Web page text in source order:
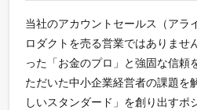
当社のアカウントセールス（アラ
ロダクトを売る営業ではありませ
った「お金のプロ」と強固な信頼
ただいた中小企業経営者の課題を
しいスタンダード」を創り出すポ